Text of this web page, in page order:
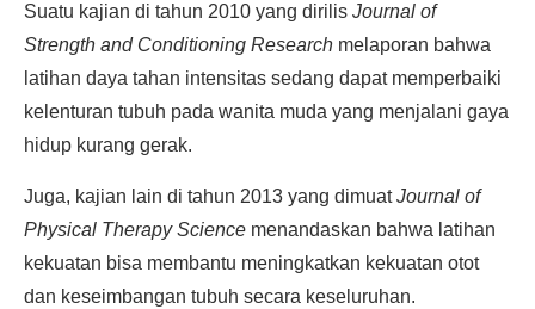
Suatu kajian di tahun 2010 yang dirilis Journal of
Strength and Conditioning Research melaporan bahwa
latihan daya tahan intensitas sedang dapat memperbaiki
kelenturan tubuh pada wanita muda yang menjalani gaya
hidup kurang gerak.
Juga, kajian lain di tahun 2013 yang dimuatJournal of
Physical Therapy Science menandaskan bahwa latihan
kekuatan bisa membantu meningkatkan kekuatan otot
dan keseimbangan tubuh secara keseluruhan.